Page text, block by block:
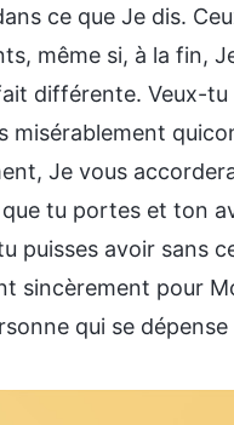
ce que Je dis.
même si, à la fin,
différente. Veux-
Je vous
tu portes et ton
avoir sans
sincèrement pour
qui se